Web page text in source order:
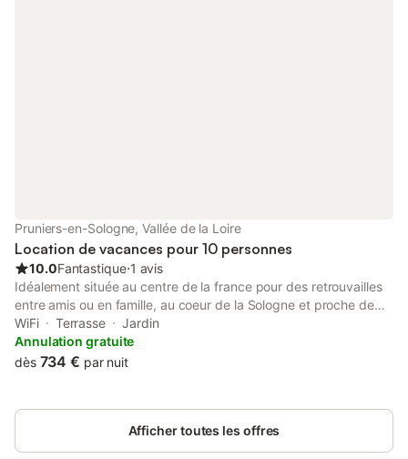
Pruniers-en-Sologne, Vallée de la Loire
Location de vacances pour 10 personnes
10.0Fantastique⋅1 avis
Idéalement située au centre de la france pour des retrouvailles
entre amis ou en famille, au coeur de la Sologne et proche de
tous ses plus célèbres Châteaux , Chambord , Cheverny ,
Amboise , Chenonceaux , Blois et seulement à 25 minutes du
Zoo de Beauval ! Cette belle et grande Villa de famille allie le
plafonds, 5 chambres lumineuses et spacieuses, belles pièces
de réceptions, billard français, grand salon, loggia cuisine et un
parc bordé par la rivière " La Sauldre": vous aurez l'impression
WiFi Terrasse
Jardin
Annulation gratuite
dès 734 € par nuit
Afficher toutes les offres